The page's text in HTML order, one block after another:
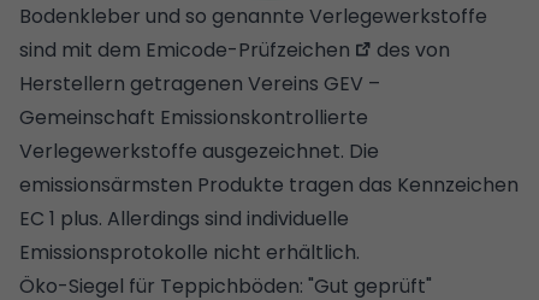
Bodenkleber und so genannte Verlegewerkstoffe
sind mit dem Emicode-Prüfzeichen
des von
Herstellern getragenen Vereins GEV –
Gemeinschaft Emissionskontrollierte
Verlegewerkstoffe ausgezeichnet. Die
emissionsärmsten Produkte tragen das Kennzeichen
EC 1 plus. Allerdings sind individuelle
Emissionsprotokolle nicht erhältlich.
Öko-Siegel für Teppichböden: "Gut geprüft"